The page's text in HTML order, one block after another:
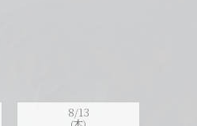
8/13
(木)